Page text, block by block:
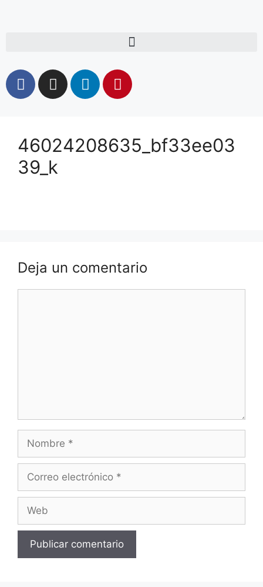
46024208635_bf33ee03
39_k
Deja un comentario